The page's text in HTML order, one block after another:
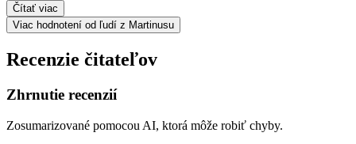
Čítať viac
Viac hodnotení od ľudí z Martinusu
Recenzie čitateľov
Zhrnutie recenzií
Zosumarizované pomocou AI, ktorá môže robiť chyby.